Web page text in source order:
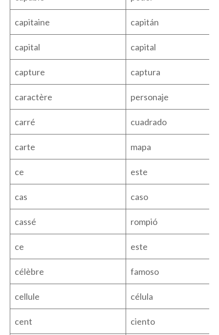
capitaine capitán
capital capital
capture captura
caractère personaje
carré cuadrado
carte mapa
ce este
cas caso
cassé rompió
ce este
célèbre famoso
cellule célula
cent ciento